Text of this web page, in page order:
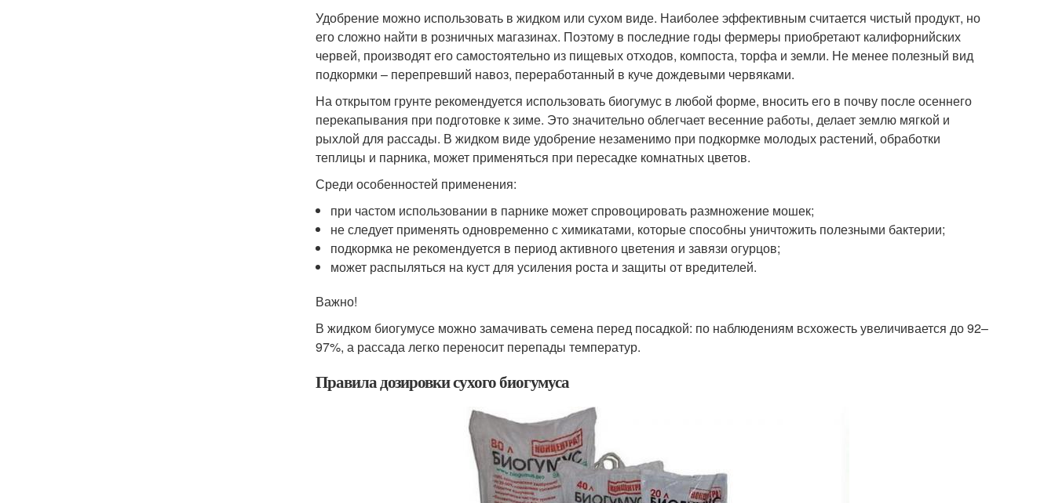
Удобрение можно использовать в жидком или сухом виде. Наиболее эффективным считается чистый продукт, но
его сложно найти в розничных магазинах. Поэтому в последние годы фермеры приобретают калифорнийских
червей, производят его самостоятельно из пищевых отходов, компоста, торфа и земли. Не менее полезный вид
подкормки – перепревший навоз, переработанный в куче дождевыми червяками.
На открытом грунте рекомендуется использовать биогумус в любой форме, вносить его в почву после осеннего
перекапывания при подготовке к зиме. Это значительно облегчает весенние работы, делает землю мягкой и
рыхлой для рассады. В жидком виде удобрение незаменимо при подкормке молодых растений, обработки
теплицы и парника, может применяться при пересадке комнатных цветов.
Среди особенностей применения:
при частом использовании в парнике может спровоцировать размножение мошек;
не следует применять одновременно с химикатами, которые способны уничтожить полезными бактерии;
подкормка не рекомендуется в период активного цветения и завязи огурцов;
может распыляться на куст для усиления роста и защиты от вредителей.
Важно!
В жидком биогумусе можно замачивать семена перед посадкой: по наблюдениям всхожесть увеличивается до 92–
97%, а рассада легко переносит перепады температур.
Правила дозировки сухого биогумуса